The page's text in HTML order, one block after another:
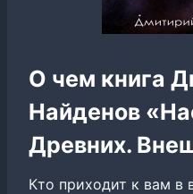
О чем книга
Найденов
Древних.
Кто приходит к вам